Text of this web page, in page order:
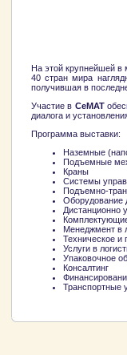
На этой крупнейшей в
40 стран мира
получившая в
Участие в СеМАТ
диалога и
Программа выставки:
Наземные
Подъемные
Краны
Системы
Подъемно-
Оборудование
Дистанционно
Менеджмент в
Техническое и
Услуги в
Упаковочное
Консалтинг
Транспортные